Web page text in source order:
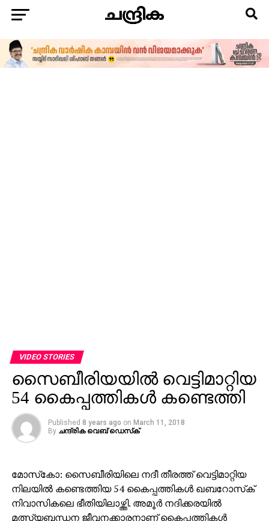
VIDEO STORIES
സൈബീരിയയില്‍ വെട്ടിമാറ്റിയ
54 കൈപ്പത്തികള്‍ കണ്ടെത്തി
Published 8 years ago on March 11, 2018
By ചന്ദ്രിക വെബ് ഡെസ്‌ക്‌
മോസ്‌കോ: സൈബീരിയിലെ നദീ തീരത്ത് വെട്ടിമാറ്റിയ
നിലയില്‍ കണ്ടെത്തിയ 54 കൈപ്പത്തികള്‍ ഖബറോസ്‌ക്
നിവാസികലെ ഭീതിയിലാഴ്ത്തി. അമൂര്‍ നദിക്കരയില്‍
മത്സ്യബന്ധന ജീവനക്കാരനാണ് കൈപ്പത്തികള്‍